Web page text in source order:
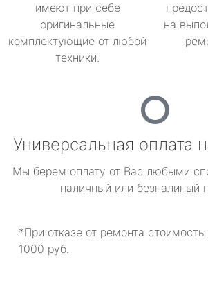
имеют при себе
оригинальные
комплектующие от любой
техники.
на
Универсальная оплата
Мы берем оплату от Вас любыми
наличный или безналиный
*При отказе от ремонта стоимость
1000 руб.